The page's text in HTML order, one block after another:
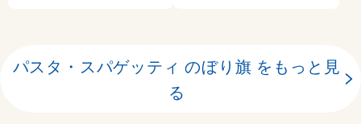
パスタ・スパゲッティ のぼり旗 をもっと見
る